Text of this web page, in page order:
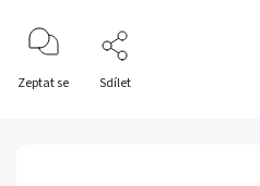
Zeptat se Sdílet